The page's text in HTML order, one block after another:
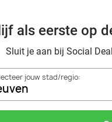
als eerste op
Sluit je aan bij Social
jouw stad/regio: